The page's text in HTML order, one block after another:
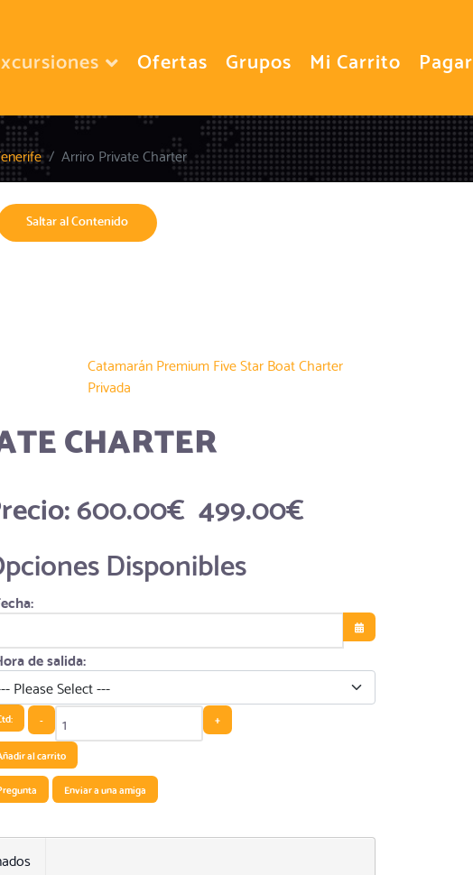
Ofertas Grupos Mi Carrito Pagar
Arriro Private Charter
Saltar al Contenido
Catamarán Premium Five Star Boat Charter
Privada
CHARTER
600.00€ 499.00€
Disponibles
Abrir el calendario
de salida:
-
+
al carrito
Enviar a una amiga